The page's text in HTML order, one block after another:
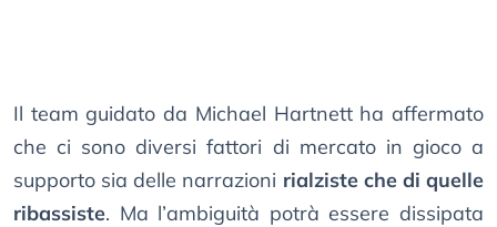
Il team guidato da Michael Hartnett ha affermato
che ci sono diversi fattori di mercato in gioco a
supporto sia delle narrazioni rialziste che di quelle
ribassiste. Ma l’ambiguità potrà essere dissipata